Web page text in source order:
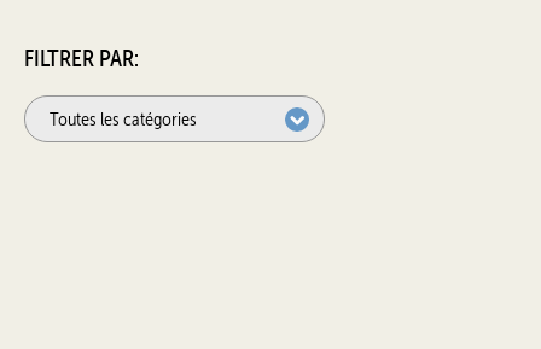
FILTRER PAR: